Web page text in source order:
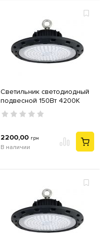
Светильник светодиодный
подвесной 150Вт 4200К
IP65 Artemis-150 Horoz 063-
003-0150
2200,00 грн
В наличии